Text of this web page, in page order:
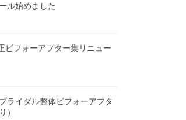
ル始めました
ビフォーアフター集リニュー
ライダル整体ビフォーアフタ
）